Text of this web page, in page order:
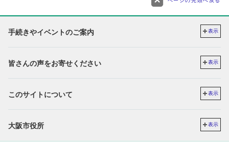
手続きやイベントのご案内 表示
皆さんの声をお寄せください 表示
このサイトについて 表示
大阪市役所 表示